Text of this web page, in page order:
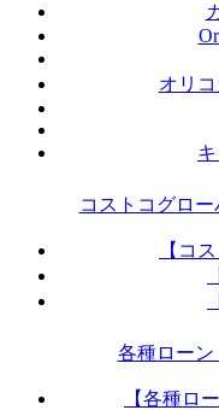
オリ
コストコグロ
【コ
各種ローン
【各種ロ